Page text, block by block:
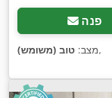
פנה
מצב: טוב (משומש) ,